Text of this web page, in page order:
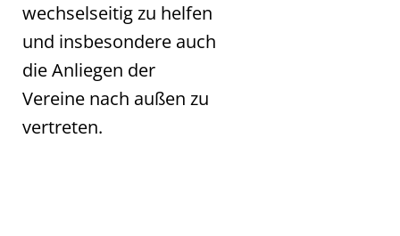
wechselseitig zu helfen
und insbesondere auch
die Anliegen der
Vereine nach außen zu
vertreten.